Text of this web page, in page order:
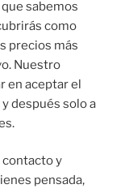
sabemos
como
precios más
Nuestro
en aceptar el
después solo a
contacto y
pensada,